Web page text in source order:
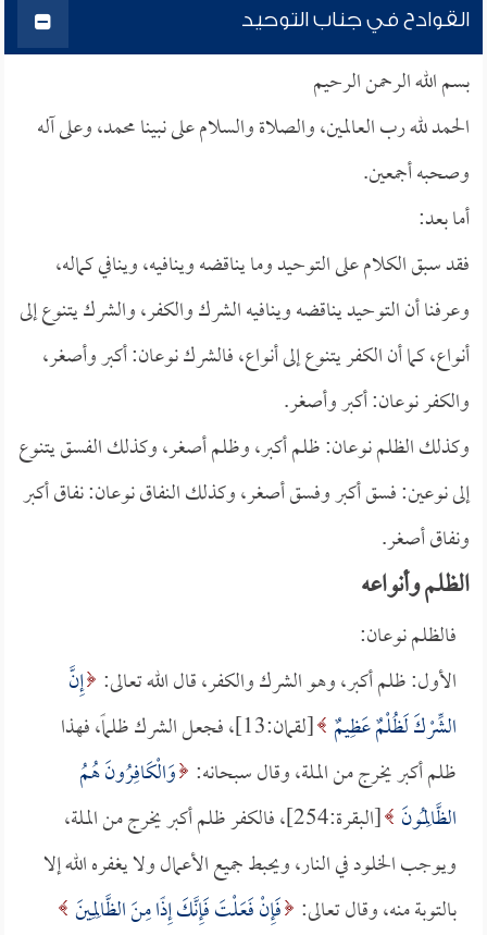
القوادح في جناب التوحيد
بسم الله الرحمن الرحيم
الحمد لله رب العالمين، والصلاة والسلام على نبينا محمد، وعلى آله
وصحبه أجمعين.
أما بعد:
فقد سبق الكلام على التوحيد وما يناقضه وينافيه، وينافي كماله،
وعرفنا أن التوحيد يناقضه وينافيه الشرك والكفر، والشرك يتنوع إلى
أنواع، كما أن الكفر يتنوع إلى أنواع، فالشرك نوعان: أكبر وأصغر،
والكفر نوعان: أكبر وأصغر.
وكذلك الظلم نوعان: ظلم أكبر، وظلم أصغر، وكذلك الفسق يتنوع
إلى نوعين: فسق أكبر وفسق أصغر، وكذلك النفاق نوعان: نفاق أكبر
ونفاق أصغر.
الظلم وأنواعه
فالظلم نوعان:
الأول: ظلم أكبر، وهو الشرك والكفر، قال الله تعالى: إِنَّ
الشِّرْكَ لَظُلْمٌ عَظِيمٌ
[لقمان:13]، فجعل الشرك ظلماً، فهذا
ظلم أكبر يخرج من الملة، وقال سبحانه: وَالْكَافِرُونَ هُمُ
الظَّالِمُونَ
[البقرة:254]، فالكفر ظلم أكبر يخرج من الملة،
ويوجب الخلود في النار، ويحبط جميع الأعمال ولا يغفره الله إلا
بالتوبة منه، وقال تعالى: فَإِنْ فَعَلْتَ فَإِنَّكَ إِذًا مِنَ الظَّالِمِينَ